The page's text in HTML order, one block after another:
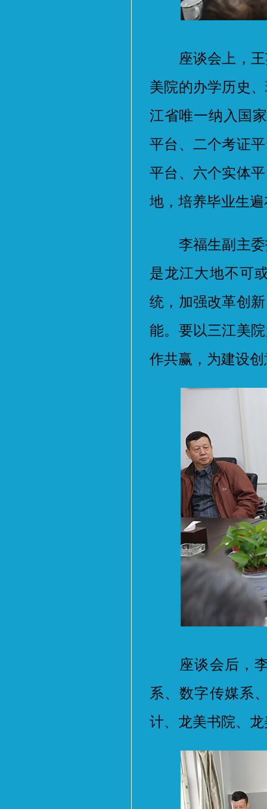
座谈会上，王
美院的办学历史
江省唯一纳入国
平台、二个考证
平台、六个实体
地，培养毕业生
李福生副主委
是龙江大地不可
统，加强改革创
能。要以三江美
作共赢，为建设
座谈会后，李
系、数字传媒系
计、龙美书院、